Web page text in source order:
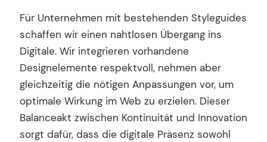
Für Unternehmen mit bestehenden Styleguides
schaffen wir einen nahtlosen Übergang ins
Digitale. Wir integrieren vorhandene
Designelemente respektvoll, nehmen aber
gleichzeitig die nötigen Anpassungen vor, um
optimale Wirkung im Web zu erzielen. Dieser
Balanceakt zwischen Kontinuität und Innovation
sorgt dafür, dass die digitale Präsenz sowohl